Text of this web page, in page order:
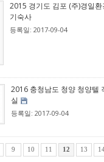
2015 경기도 김포 (주)경일환
기숙사
등록일: 2017-09-04
2016 충청남도 청양 청양텔
실
등록일: 2017-09-04
9 10 11 12 13